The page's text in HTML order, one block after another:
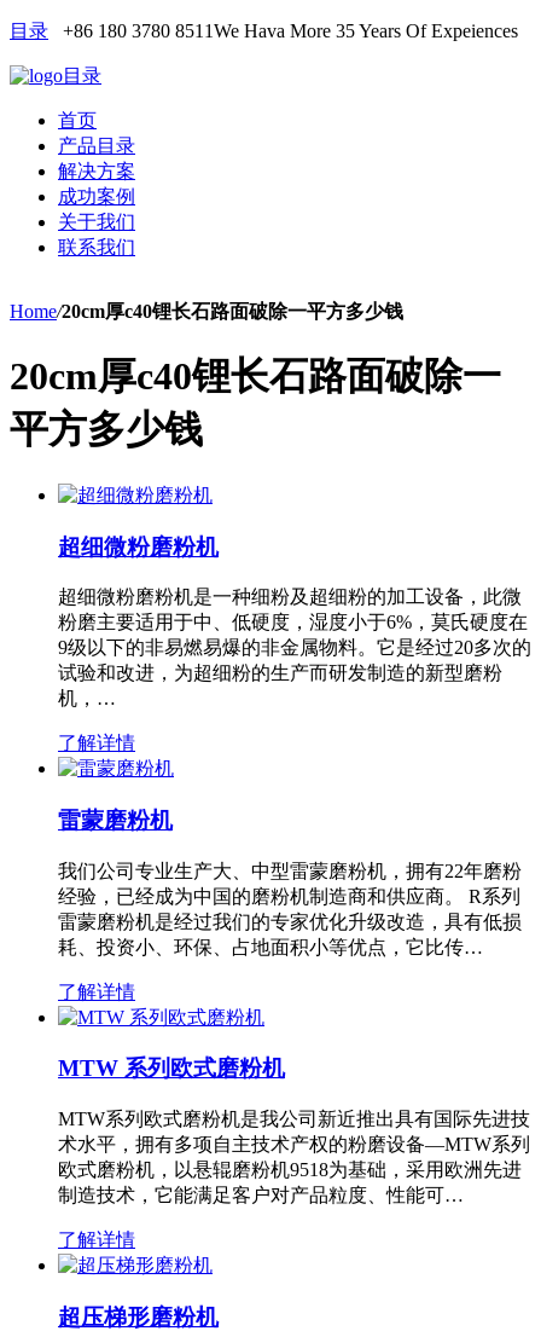
目录 +86 180 3780 8511We Hava More 35 Years Of Expeiences
目录
首页
产品目录
解决方案
成功案例
关于我们
联系我们
Home/20cm厚c40锂长石路面破除一平方多少钱
20cm厚c40锂长石路面破除一
平方多少钱
超细微粉磨粉机
超细微粉磨粉机是一种细粉及超细粉的加工设备，此微
粉磨主要适用于中、低硬度，湿度小于6%，莫氏硬度在
9级以下的非易燃易爆的非金属物料。它是经过20多次的
试验和改进，为超细粉的生产而研发制造的新型磨粉
机，…
了解详情
雷蒙磨粉机
我们公司专业生产大、中型雷蒙磨粉机，拥有22年磨粉
经验，已经成为中国的磨粉机制造商和供应商。 R系列
雷蒙磨粉机是经过我们的专家优化升级改造，具有低损
耗、投资小、环保、占地面积小等优点，它比传…
了解详情
MTW 系列欧式磨粉机
MTW系列欧式磨粉机是我公司新近推出具有国际先进技
术水平，拥有多项自主技术产权的粉磨设备—MTW系列
欧式磨粉机，以悬辊磨粉机9518为基础，采用欧洲先进
制造技术，它能满足客户对产品粒度、性能可…
了解详情
超压梯形磨粉机